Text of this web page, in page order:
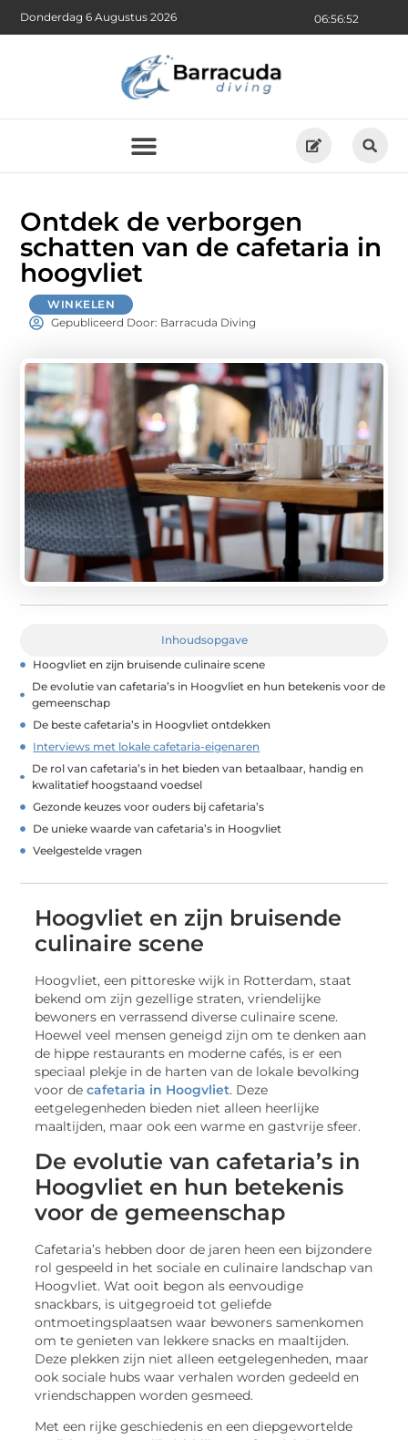
06:56:54
Donderdag 6 Augustus 2026
Ontdek de verborgen
schatten van de cafetaria in
hoogvliet
WINKELEN
Gepubliceerd Door: Barracuda Diving
Inhoudsopgave
Hoogvliet en zijn bruisende culinaire scene
De evolutie van cafetaria’s in Hoogvliet en hun betekenis voor de
gemeenschap
De beste cafetaria’s in Hoogvliet ontdekken
Interviews met lokale cafetaria-eigenaren
De rol van cafetaria’s in het bieden van betaalbaar, handig en
kwalitatief hoogstaand voedsel
Gezonde keuzes voor ouders bij cafetaria’s
De unieke waarde van cafetaria’s in Hoogvliet
Veelgestelde vragen
Hoogvliet en zijn bruisende
culinaire scene
Hoogvliet, een pittoreske wijk in Rotterdam, staat
bekend om zijn gezellige straten, vriendelijke
bewoners en verrassend diverse culinaire scene.
Hoewel veel mensen geneigd zijn om te denken aan
de hippe restaurants en moderne cafés, is er een
speciaal plekje in de harten van de lokale bevolking
voor decafetaria in Hoogvliet. Deze
eetgelegenheden bieden niet alleen heerlijke
maaltijden, maar ook een warme en gastvrije sfeer.
De evolutie van cafetaria’s in
Hoogvliet en hun betekenis
voor de gemeenschap
Cafetaria’s hebben door de jaren heen een bijzondere
rol gespeeld in het sociale en culinaire landschap van
Hoogvliet. Wat ooit begon als eenvoudige
snackbars, is uitgegroeid tot geliefde
ontmoetingsplaatsen waar bewoners samenkomen
om te genieten van lekkere snacks en maaltijden.
Deze plekken zijn niet alleen eetgelegenheden, maar
ook sociale hubs waar verhalen worden gedeeld en
vriendschappen worden gesmeed.
Met een rijke geschiedenis en een diepgewortelde